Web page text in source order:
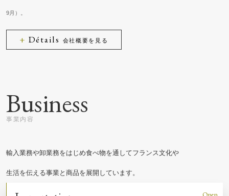
9月）。
Détails 会社概要を見る
Business
輸入業務や卸業務をはじめ食べ物を通してフランス文化や
生活を伝える事業と商品を展開しています。